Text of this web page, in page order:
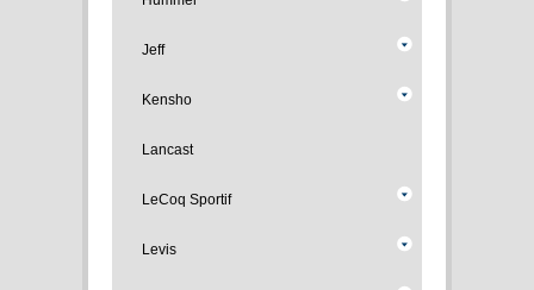
Jeff
Kensho
Lancast
LeCoq Sportif
Levis